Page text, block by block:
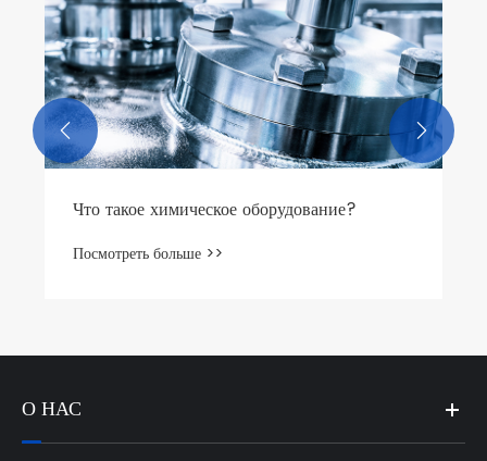
Что такое химическое оборудование?
Посмотреть больше >>
 
О НАС